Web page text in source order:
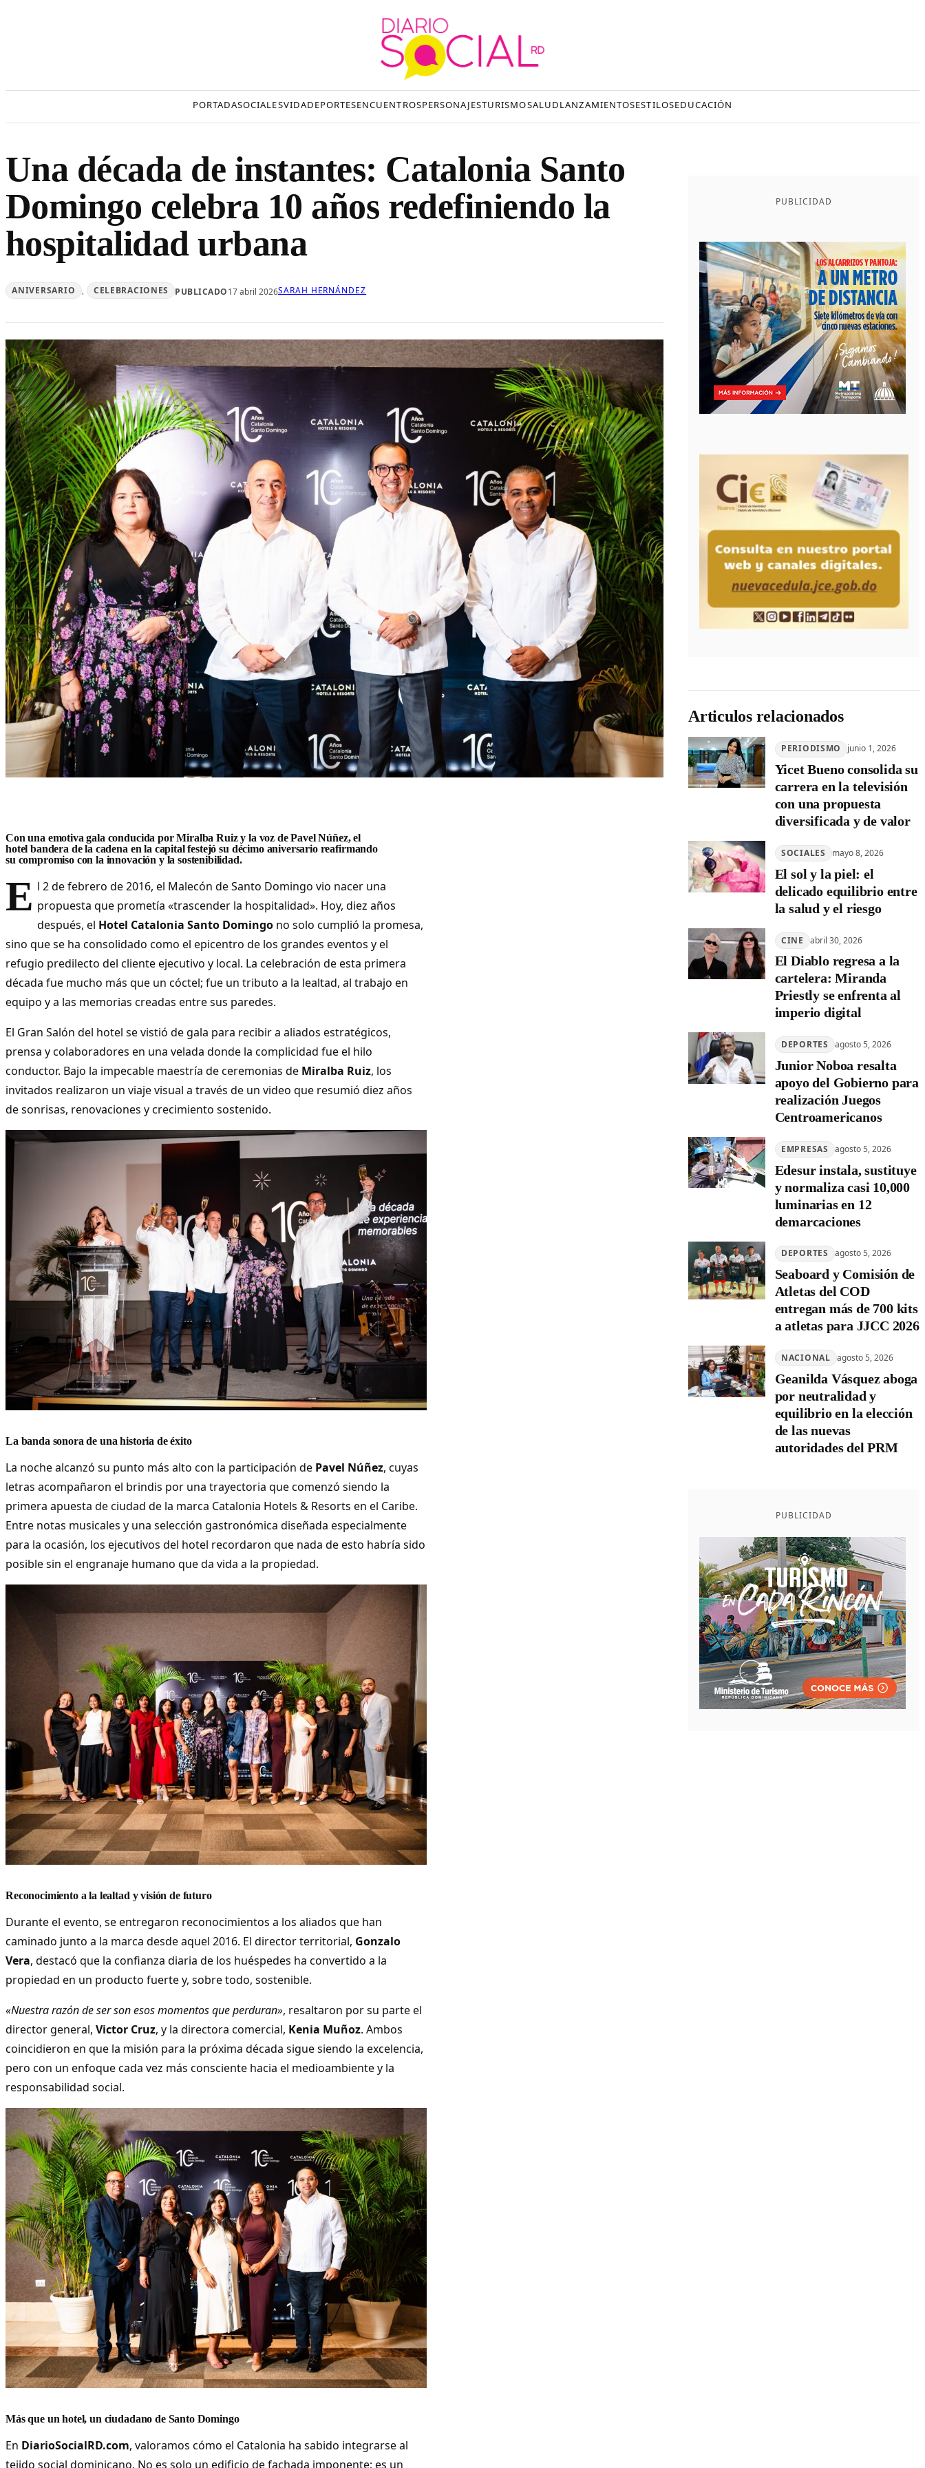
PORTADASOCIALESVIDADEPORTESENCUENTROSPERSONAJESTURISMOSALUDLANZAMIENTOSESTILOSEDUCACIÓN
Una década de instantes: Catalonia Santo
Domingo celebra 10 años redefiniendo la
hospitalidad urbana
ANIVERSARIO , CELEBRACIONES PUBLICADO17 abril 2026SARAH HERNÁNDEZ
Con una emotiva gala conducida por Miralba Ruiz y la voz de Pavel Núñez, el
hotel bandera de la cadena en la capital festejó su décimo aniversario reafirmando
su compromiso con la innovación y la sostenibilidad.
E l 2 de febrero de 2016, el Malecón de Santo Domingo vio nacer una
propuesta que prometía «trascender la hospitalidad». Hoy, diez años
después, el Hotel Catalonia Santo Domingono solo cumplió la promesa,
sino que se ha consolidado como el epicentro de los grandes eventos y el
refugio predilecto del cliente ejecutivo y local. La celebración de esta primera
década fue mucho más que un cóctel; fue un tributo a la lealtad, al trabajo en
equipo y a las memorias creadas entre sus paredes.
El Gran Salón del hotel se vistió de gala para recibir a aliados estratégicos,
prensa y colaboradores en una velada donde la complicidad fue el hilo
conductor. Bajo la impecable maestría de ceremonias de Miralba Ruiz, los
invitados realizaron un viaje visual a través de un video que resumió diez años
de sonrisas, renovaciones y crecimiento sostenido.
La banda sonora de una historia de éxito
La noche alcanzó su punto más alto con la participación de Pavel Núñez, cuyas
letras acompañaron el brindis por una trayectoria que comenzó siendo la
primera apuesta de ciudad de la marca Catalonia Hotels & Resorts en el Caribe.
Entre notas musicales y una selección gastronómica diseñada especialmente
para la ocasión, los ejecutivos del hotel recordaron que nada de esto habría sido
posible sin el engranaje humano que da vida a la propiedad.
Reconocimiento a la lealtad y visión de futuro
Durante el evento, se entregaron reconocimientos a los aliados que han
caminado junto a la marca desde aquel 2016. El director territorial, Gonzalo
Vera, destacó que la confianza diaria de los huéspedes ha convertido a la
propiedad en un producto fuerte y, sobre todo, sostenible.
«Nuestra razón de ser son esos momentos que perduran», resaltaron por su parte el
director general, Victor Cruz, y la directora comercial, Kenia Muñoz. Ambos
coincidieron en que la misión para la próxima década sigue siendo la excelencia,
pero con un enfoque cada vez más consciente hacia el medioambiente y la
responsabilidad social.
Más que un hotel, un ciudadano de Santo Domingo
En DiarioSocialRD.com, valoramos cómo el Catalonia ha sabido integrarse al
tejido social dominicano. No es solo un edificio de fachada imponente; es un
PUBLICIDAD
Articulos relacionados
PERIODISMO junio 1, 2026
Yicet Bueno consolida su
carrera en la televisión
con una propuesta
diversificada y de valor
SOCIALES mayo 8, 2026
El sol y la piel: el
delicado equilibrio entre
la salud y el riesgo
CINE abril 30, 2026
El Diablo regresa a la
cartelera: Miranda
Priestly se enfrenta al
imperio digital
DEPORTES agosto 5, 2026
Junior Noboa resalta
apoyo del Gobierno para
realización Juegos
Centroamericanos
EMPRESAS agosto 5, 2026
Edesur instala, sustituye
y normaliza casi 10,000
luminarias en 12
demarcaciones
DEPORTES agosto 5, 2026
Seaboard y Comisión de
Atletas del COD
entregan más de 700 kits
a atletas para JJCC 2026
NACIONAL agosto 5, 2026
Geanilda Vásquez aboga
por neutralidad y
equilibrio en la elección
de las nuevas
autoridades del PRM
PUBLICIDAD